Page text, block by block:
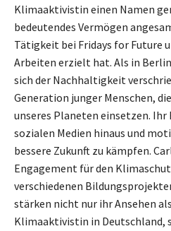
Klimaaktivistin einen Namen
bedeutendes Vermögen
Tätigkeit bei Fridays for Future
Arbeiten erzielt hat. Als in
sich der Nachhaltigkeit
Generation junger Menschen,
unseres Planeten einsetzen. Ihr
sozialen Medien hinaus und
bessere Zukunft zu kämpfen.
Engagement für den
verschiedenen
stärken nicht nur ihr Ansehen
Klimaaktivistin in Deutschland,